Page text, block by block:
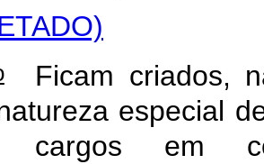
Ficam criados,
especial
cargos em